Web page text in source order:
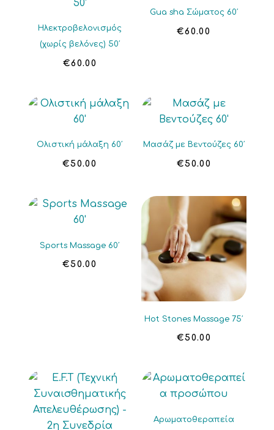
Ηλεκτροβελονισμός
(χωρίς βελόνες) 50′
€60.00
Gua sha Σώματος 60′
€60.00
Ολιστική μάλαξη 60′
€50.00
Μασάζ με Βεντούζες 60′
€50.00
Sports Massage 60′
€50.00
Hot Stones Massage 75′
€50.00
Αρωματοθεραπεία